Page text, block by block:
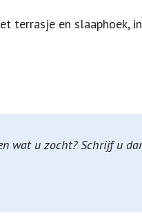
terrasje en slaaphoek,
wat u zocht? Schrijf u